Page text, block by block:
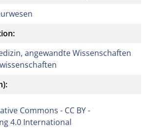
angewandte Wissenschaften
Commons - CC BY -
4.0 International